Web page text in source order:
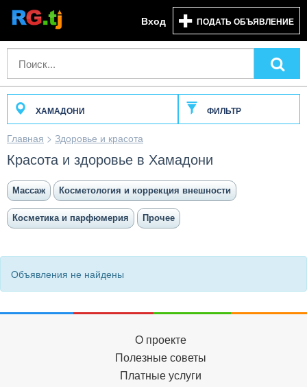
Вход ПОДАТЬ ОБЪЯВЛЕНИЕ
ХАМАДОНИ ФИЛЬТР
Главная > Здоровье и красота
Красота и здоровье в Хамадони
Массаж Косметология и коррекция внешности
Косметика и парфюмерия Прочее
Объявления не найдены
О проекте
Полезные советы
Платные услуги